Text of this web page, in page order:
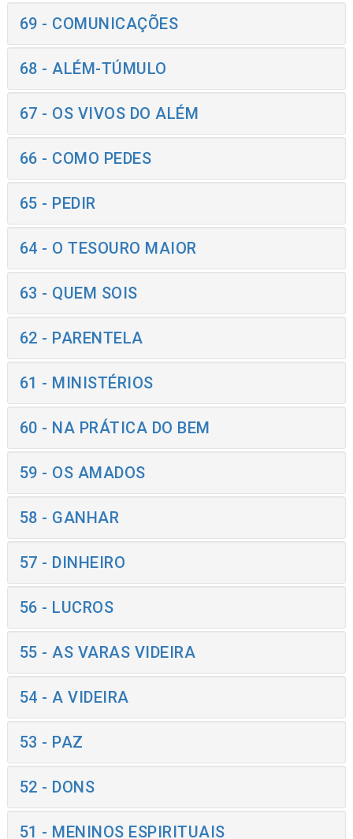
69 - COMUNICAÇÕES
68 - ALÉM-TÚMULO
67 - OS VIVOS DO ALÉM
66 - COMO PEDES
65 - PEDIR
64 - O TESOURO MAIOR
63 - QUEM SOIS
62 - PARENTELA
61 - MINISTÉRIOS
60 - NA PRÁTICA DO BEM
59 - OS AMADOS
58 - GANHAR
57 - DINHEIRO
56 - LUCROS
55 - AS VARAS VIDEIRA
54 - A VIDEIRA
53 - PAZ
52 - DONS
51 - MENINOS ESPIRITUAIS